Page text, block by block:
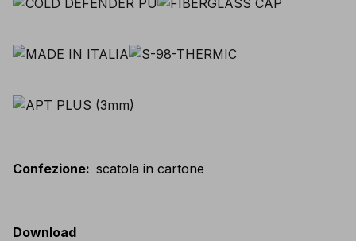
Confezione: scatola in cartone
Download